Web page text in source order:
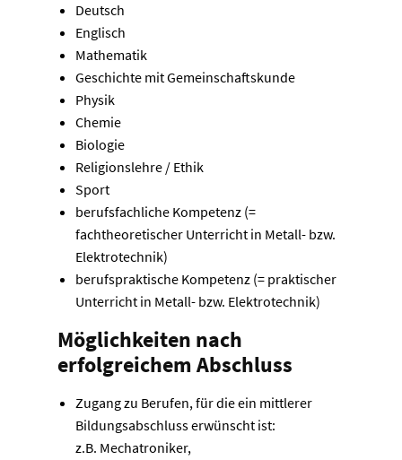
Deutsch
Englisch
Mathematik
Geschichte mit Gemeinschaftskunde
Physik
Chemie
Biologie
Religionslehre / Ethik
Sport
berufsfachliche Kompetenz (=
fachtheoretischer Unterricht in Metall- bzw.
Elektrotechnik)
berufspraktische Kompetenz (= praktischer
Unterricht in Metall- bzw. Elektrotechnik)
Möglichkeiten nach
erfolgreichem Abschluss
Zugang zu Berufen, für die ein mittlerer
Bildungsabschluss erwünscht ist:
z.B. Mechatroniker,